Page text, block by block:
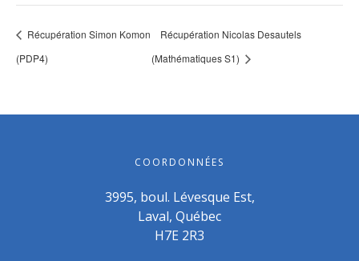
Récupération Simon Komon
(PDP4)
Récupération Nicolas Desautels
(Mathématiques S1)
COORDONNÉES
3995, boul. Lévesque Est,
Laval, Québec
H7E 2R3